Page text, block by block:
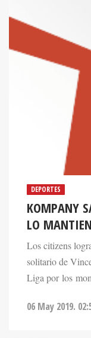
DEPORTES
KOMPANY
LO
Los citizens
solitario de
Liga por los
06 May 2019.